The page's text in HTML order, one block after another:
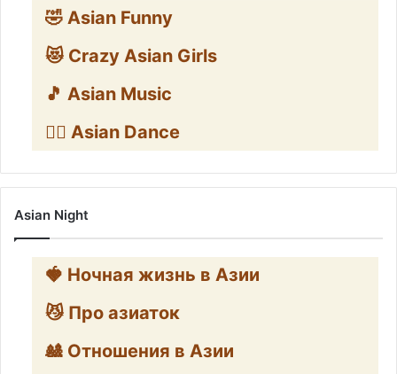
🤣 Asian Funny
😻 Crazy Asian Girls
🎵 Asian Music
👯‍♀️ Asian Dance
Asian Night
🍓 Ночная жизнь в Азии
😼 Про азиаток
🎎 Отношения в Азии